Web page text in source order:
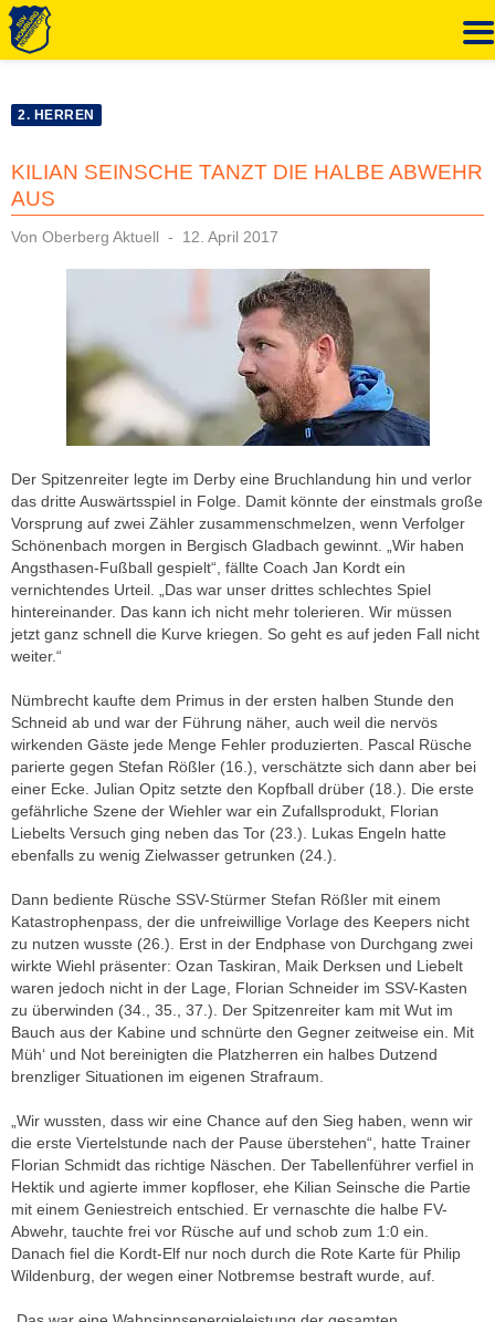
Inhalt
2. HERREN
KILIAN SEINSCHE TANZT DIE HALBE ABWEHR
AUS
Von Oberberg Aktuell
Veröffentlicht
12. April 2017
Der Spitzenreiter legte im Derby eine Bruchlandung hin und verlor
das dritte Auswärtsspiel in Folge. Damit könnte der einstmals große
Vorsprung auf zwei Zähler zusammenschmelzen, wenn Verfolger
Schönenbach morgen in Bergisch Gladbach gewinnt. „Wir haben
Angsthasen-Fußball gespielt“, fällte Coach Jan Kordt ein
vernichtendes Urteil. „Das war unser drittes schlechtes Spiel
hintereinander. Das kann ich nicht mehr tolerieren. Wir müssen
jetzt ganz schnell die Kurve kriegen. So geht es auf jeden Fall nicht
weiter.“
Nümbrecht kaufte dem Primus in der ersten halben Stunde den
Schneid ab und war der Führung näher, auch weil die nervös
wirkenden Gäste jede Menge Fehler produzierten. Pascal Rüsche
parierte gegen Stefan Rößler (16.), verschätzte sich dann aber bei
einer Ecke. Julian Opitz setzte den Kopfball drüber (18.). Die erste
gefährliche Szene der Wiehler war ein Zufallsprodukt, Florian
Liebelts Versuch ging neben das Tor (23.). Lukas Engeln hatte
ebenfalls zu wenig Zielwasser getrunken (24.).
Dann bediente Rüsche SSV-Stürmer Stefan Rößler mit einem
Katastrophenpass, der die unfreiwillige Vorlage des Keepers nicht
zu nutzen wusste (26.). Erst in der Endphase von Durchgang zwei
wirkte Wiehl präsenter: Ozan Taskiran, Maik Derksen und Liebelt
waren jedoch nicht in der Lage, Florian Schneider im SSV-Kasten
zu überwinden (34., 35., 37.). Der Spitzenreiter kam mit Wut im
Bauch aus der Kabine und schnürte den Gegner zeitweise ein. Mit
Müh‘ und Not bereinigten die Platzherren ein halbes Dutzend
brenzliger Situationen im eigenen Strafraum.
„Wir wussten, dass wir eine Chance auf den Sieg haben, wenn wir
die erste Viertelstunde nach der Pause überstehen“, hatte Trainer
Florian Schmidt das richtige Näschen. Der Tabellenführer verfiel in
Hektik und agierte immer kopfloser, ehe Kilian Seinsche die Partie
mit einem Geniestreich entschied. Er vernaschte die halbe FV-
Abwehr, tauchte frei vor Rüsche auf und schob zum 1:0 ein.
Danach fiel die Kordt-Elf nur noch durch die Rote Karte für Philip
Wildenburg, der wegen einer Notbremse bestraft wurde, auf.